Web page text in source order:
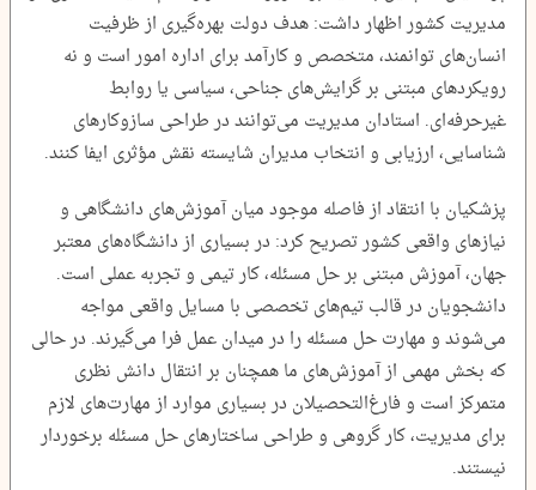
مدیریت کشور اظهار داشت: هدف دولت بهره‌گیری از ظرفیت
انسان‌های توانمند، متخصص و کارآمد برای اداره امور است و نه
رویکردهای مبتنی بر گرایش‌های جناحی، سیاسی یا روابط
غیرحرفه‌ای. استادان مدیریت می‌توانند در طراحی سازوکارهای
شناسایی، ارزیابی و انتخاب مدیران شایسته نقش مؤثری ایفا کنند.
پزشکیان با انتقاد از فاصله موجود میان آموزش‌های دانشگاهی و
نیازهای واقعی کشور تصریح کرد: در بسیاری از دانشگاه‌های معتبر
جهان، آموزش مبتنی بر حل مسئله، کار تیمی و تجربه عملی است.
دانشجویان در قالب تیم‌های تخصصی با مسایل واقعی مواجه
می‌شوند و مهارت حل مسئله را در میدان عمل فرا می‌گیرند. در حالی
که بخش مهمی از آموزش‌های ما همچنان بر انتقال دانش نظری
متمرکز است و فارغ‌التحصیلان در بسیاری موارد از مهارت‌های لازم
برای مدیریت، کار گروهی و طراحی ساختارهای حل مسئله برخوردار
نیستند.